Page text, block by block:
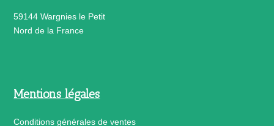
59144 Wargnies le Petit
Nord de la France
Mentions légales
Conditions générales de ventes